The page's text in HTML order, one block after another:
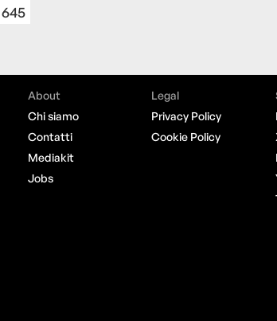
645
About
Chi siamo
Contatti
Mediakit
Jobs
Legal
Privacy Policy
Cookie Policy